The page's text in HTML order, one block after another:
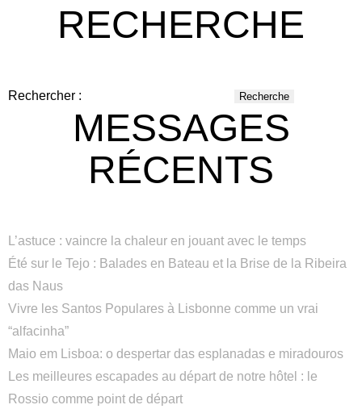
RECHERCHE
Rechercher :
MESSAGES
RÉCENTS
L’astuce : vaincre la chaleur en jouant avec le temps
Été sur le Tejo : Balades en Bateau et la Brise de la Ribeira
das Naus
Vivre les Santos Populares à Lisbonne comme un vrai
“alfacinha”
Maio em Lisboa: o despertar das esplanadas e miradouros
Les meilleures escapades au départ de notre hôtel : le
Rossio comme point de départ